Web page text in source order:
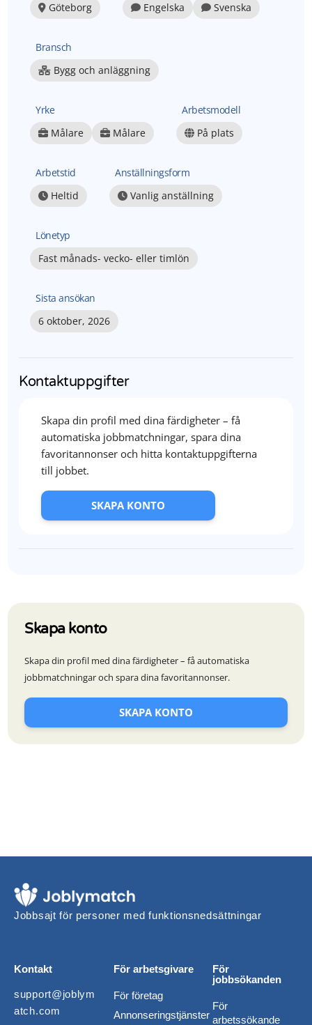
Göteborg
Engelska
Svenska
Bransch
Bygg och anläggning
Yrke
Målare
Målare
Arbetsmodell
På plats
Arbetstid
Heltid
Anställningsform
Vanlig anställning
Lönetyp
Fast månads- vecko- eller timlön
Sista ansökan
6 oktober, 2026
Kontaktuppgifter
Skapa din profil med dina färdigheter – få
automatiska jobbmatchningar, spara dina
favoritannonser och hitta kontaktuppgifterna
till jobbet.
SKAPA KONTO
Skapa konto
Skapa din profil med dina färdigheter – få automatiska
jobbmatchningar och spara dina favoritannonser.
SKAPA KONTO
Jobbsajt för personer med funktionsnedsättningar
Kontakt
support@joblym
atch.com
För arbetsgivare
För företag
Annonseringstjänster
För
jobbsökanden
För
arbetssökande